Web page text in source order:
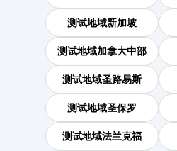
测试地域新加坡
测试地域加拿大中部
测试地域圣路易斯
测试地域圣保罗
测试地域法兰克福